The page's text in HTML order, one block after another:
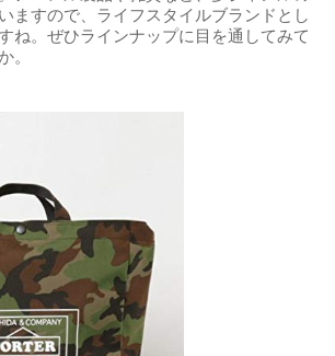
ますので、ライフスタイルブランドとし
ね。ぜひラインナップに目を通してみて
。